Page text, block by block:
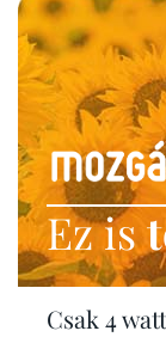
Ez is
Csak 4